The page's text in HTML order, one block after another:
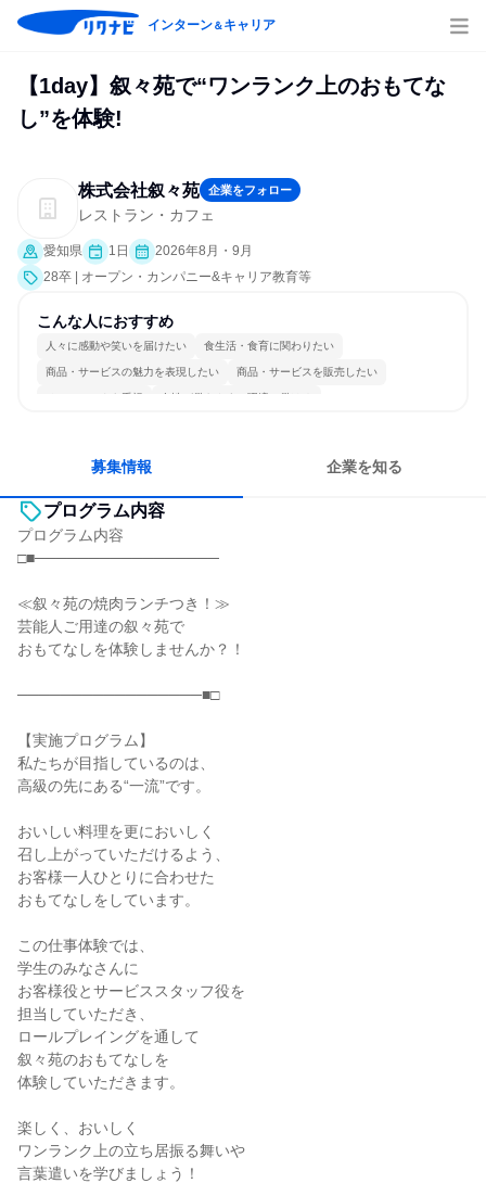
インターン＆キャリア
【1day】叙々苑で“ワンランク上のおもてな
し”を体験!
株式会社叙々苑 企業をフォロー
レストラン・カフェ
愛知県 1日
2026年8月・9月
28卒 | オープン・カンパニー&キャリア教育等
こんな人におすすめ
人々に感動や笑いを届けたい 食生活・食育に関わりたい
商品・サービスの魅力を表現したい 商品・サービスを販売したい
チームワークを重視 女性が働きやすい環境で働ける
募集情報 企業を知る
プログラム内容
プログラム内容
□■─────────────────
≪叙々苑の焼肉ランチつき！≫
芸能人ご用達の叙々苑で
おもてなしを体験しませんか？！
─────────────────■□
【実施プログラム】
私たちが目指しているのは、
高級の先にある“一流”です。
おいしい料理を更においしく
召し上がっていただけるよう、
お客様一人ひとりに合わせた
おもてなしをしています。
この仕事体験では、
学生のみなさんに
お客様役とサービススタッフ役を
担当していただき、
ロールプレイングを通して
叙々苑のおもてなしを
体験していただきます。
楽しく、おいしく
ワンランク上の立ち居振る舞いや
言葉遣いを学びましょう！